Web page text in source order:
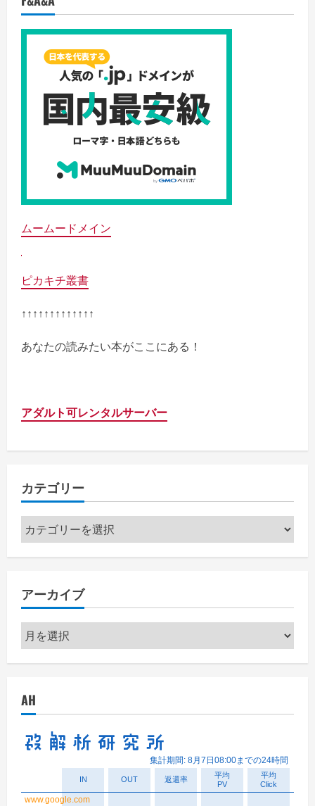
ムームードメイン
ピカキチ叢書
↑↑↑↑↑↑↑↑↑↑↑↑↑
あなたの読みたい本がここにある！
アダルト可レンタルサーバー
カテゴリー
カ
テ
ー
アーカイブ
ア
ー
ブ
AH